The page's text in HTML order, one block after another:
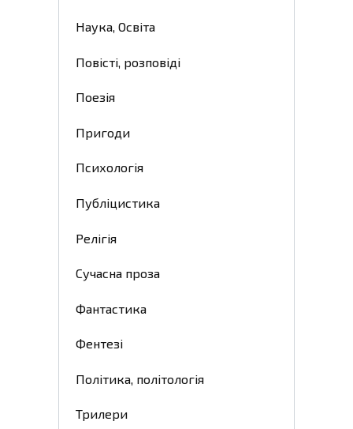
Наука, Освіта
Повісті, розповіді
Поезія
Пригоди
Психологія
Публіцистика
Релігія
Сучасна проза
Фантастика
Фентезі
Політика, політологія
Трилери